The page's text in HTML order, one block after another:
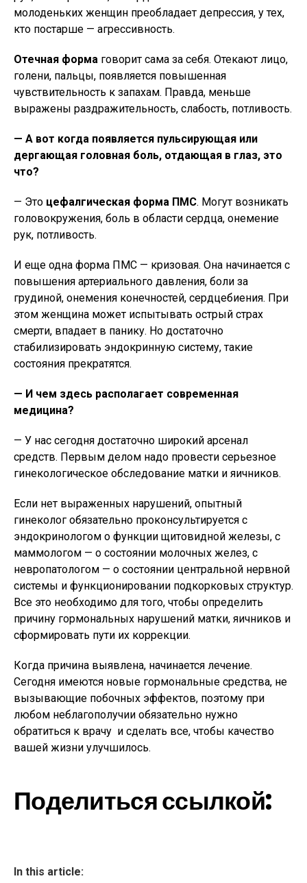
молоденьких женщин преобладает депрессия, у тех,
кто постарше — агрессивность.
Отечная форма говорит сама за себя. Отекают лицо,
голени, пальцы, появляется повышенная
чувствительность к запахам. Правда, меньше
выражены раздражительность, слабость, потливость.
— А вот когда появляется пульсирующая или
дергающая головная боль, отдающая в глаз, это
что?
— Это цефалгическая форма ПМС. Могут возникать
головокружения, боль в области сердца, онемение
рук, потливость.
И еще одна форма ПМС — кризовая. Она начинается с
повышения артериального давления, боли за
грудиной, онемения конечностей, сердцебиения. При
этом женщина может испытывать острый страх
смерти, впадает в панику. Но достаточно
стабилизировать эндокринную систему, такие
состояния прекратятся.
— И чем здесь располагает современная
медицина?
— У нас сегодня достаточно широкий арсенал
средств. Первым делом надо провести серьезное
гинекологическое обследование матки и яичников.
Если нет выраженных нарушений, опытный
гинеколог обязательно проконсультируется с
эндокринологом о функции щитовидной железы, с
маммологом — о состоянии молочных желез, с
невропатологом — о состоянии центральной нервной
системы и функционировании подкорковых структур.
Все это необходимо для того, чтобы определить
причину гормональных нарушений матки, яичников и
сформировать пути их коррекции.
Когда причина выявлена, начинается лечение.
Сегодня имеются новые гормональные средства, не
вызывающие побочных эффектов, поэтому при
любом неблагополучии обязательно нужно
обратиться к врачу и сделать все, чтобы качество
вашей жизни улучшилось.
Поделиться ссылкой:
In this article: